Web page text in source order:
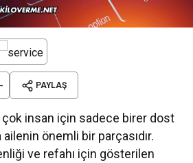
- PAYLAŞ
çok insan için sadece birer dost
önemli bir parçasıdır.
ve refahı için gösterilen